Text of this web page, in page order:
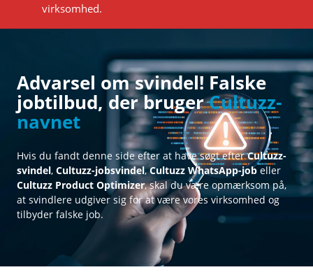
virksomhed.
Advarsel om svindel! Falske
jobtilbud, der brugerCultuzz-
navnet
Hvis du fandt denne side efter at have søgt efterCultuzz-
svindel, Cultuzz-jobsvindel,Cultuzz WhatsApp-job eller
Cultuzz Product Optimizer, skal du være opmærksom på,
at svindlere udgiver sig for at være vores virksomhed og
tilbyder falske job.